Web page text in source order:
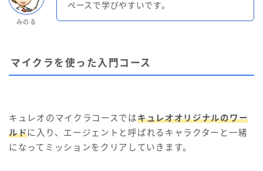
みのる
ペースで学びやすいです。
マイクラを使った入門コース
キュレオのマイクラコースではキュレオオリジナルのワー
ルドに入り、エージェントと呼ばれるキャラクターと一緒
になってミッションをクリアしていきます。